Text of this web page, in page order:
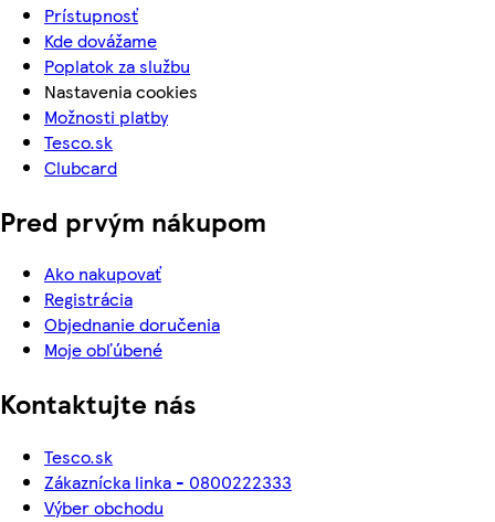
Prístupnosť
Kde dovážame
Poplatok za službu
Nastavenia cookies
Možnosti platby
Tesco.sk
Clubcard
Pred prvým nákupom
Ako nakupovať
Registrácia
Objednanie doručenia
Moje obľúbené
Kontaktujte nás
Tesco.sk
Zákaznícka linka - 0800222333
Výber obchodu